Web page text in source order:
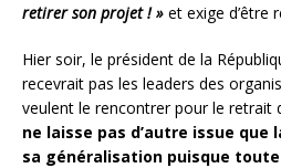
retirer son projet ! » et exige d’être
Hier soir, le président de la
recevrait pas les leaders des
veulent le rencontrer pour le retrait
ne laisse pas d’autre issue que
sa généralisation puisque